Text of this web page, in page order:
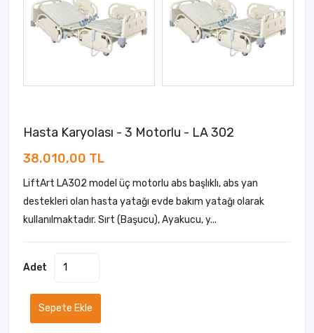
Hasta Karyolası - 3 Motorlu - LA 302
38.010,00 TL
LiftArt LA302 model üç motorlu abs başlıklı, abs yan
destekleri olan hasta yatağı evde bakım yatağı olarak
kullanılmaktadır. Sırt (Başucu), Ayakucu, y...
Adet
Sepete Ekle